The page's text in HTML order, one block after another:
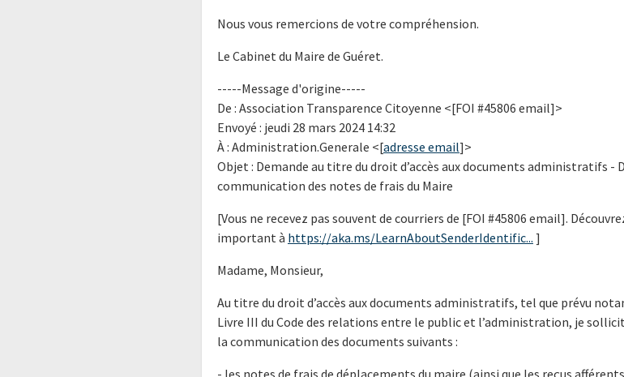
Nous vous remercions de votre compréhension.
Le Cabinet du Maire de Guéret.
-----Message d'origine-----
De : Association Transparence Citoyenne <[FOI #45806 email]>
Envoyé : jeudi 28 mars 2024 14:32
À : Administration.Generale <[adresse email]>
Objet : Demande au titre du droit d’accès aux documents administratifs -
communication des notes de frais du Maire
[Vous ne recevez pas souvent de courriers de [FOI #45806 email].
important à https://aka.ms/LearnAboutSenderIdentific... ]
Madame, Monsieur,
Au titre du droit d’accès aux documents administratifs, tel que prévu
Livre III du Code des relations entre le public et l’administration, je
la communication des documents suivants :
- les notes de frais de déplacements du maire (ainsi que les reçus